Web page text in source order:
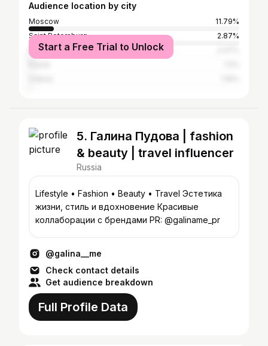
Audience location by city
Moscow
11.79%
Saint Petersburg
2.87%
Minsk
Start a Free Trial to Unlock
5. Галина Пудова | fashion
& beauty | travel influencer
Russia
Lifestyle • Fashion • Beauty • Travel Эстетика
жизни, стиль и вдохновение Красивые
коллаборации с брендами PR: @galiname_pr
@galina__me
Check contact details
Get audience breakdown
Full Profile Data